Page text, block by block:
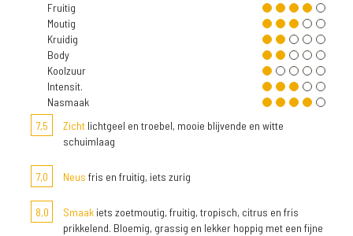
Fruitig
Moutig
Kruidig
Body
Koolzuur
Intensit.
Nasmaak
7,5
Zicht lichtgeel en troebel, mooie blijvende en witte
schuimlaag
7,0 Neus fris en fruitig, iets zurig
8,0 Smaak iets zoetmoutig, fruitig, tropisch, citrus en fris
prikkelend. Bloemig, grassig en lekker hoppig met een fijne